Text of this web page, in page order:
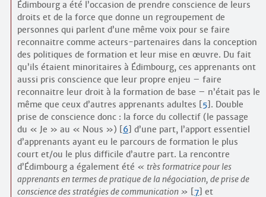
Édimbourg a été l’occasion de prendre conscience de leurs
droits et de la force que donne un regroupement de
personnes qui parlent d’une même voix pour se faire
reconnaitre comme acteurs-partenaires dans la conception
des politiques de formation et leur mise en œuvre. Du fait
qu’ils étaient minoritaires à Édimbourg, ces apprenants ont
aussi pris conscience que leur propre enjeu – faire
reconnaitre leur droit à la formation de base – n’était pas le
même que ceux d’autres apprenants adultes [5]. Double
prise de conscience donc : la force du collectif (le passage
du « Je » au « Nous ») [6] d’une part, l’apport essentiel
d’apprenants ayant eu le parcours de formation le plus
court et/ou le plus difficile d’autre part. La rencontre
d’Édimbourg a également été
très formatrice pour les
apprenants en termes de pratique de la négociation, de prise de
conscience des stratégies de communication
[7] et